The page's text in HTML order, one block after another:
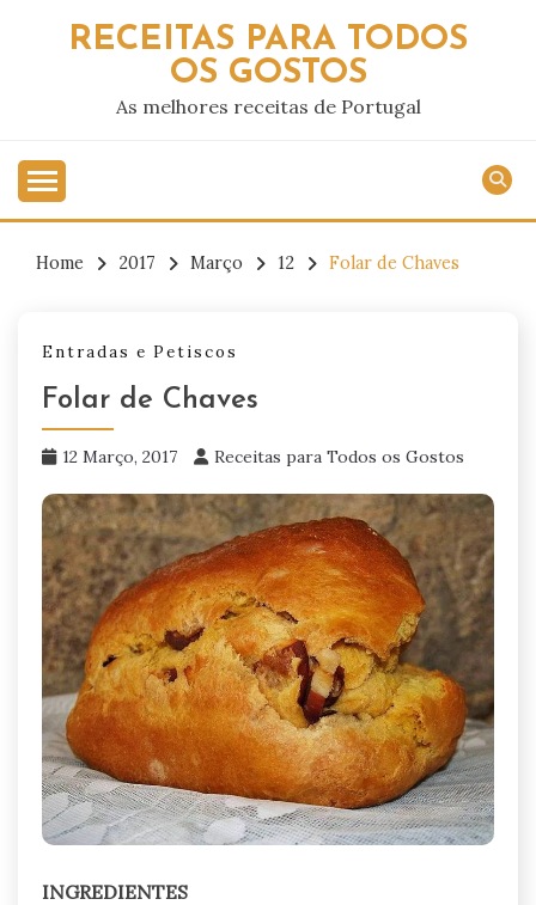
RECEITAS PARA TODOS
OS GOSTOS
As melhores receitas de Portugal
Home 2017 Março 12 Folar de Chaves
Entradas e Petiscos
Folar de Chaves
12 Março, 2017 Receitas para Todos os Gostos
INGREDIENTES